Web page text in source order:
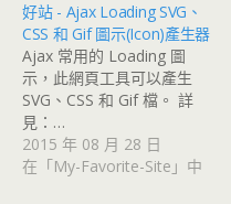
好站 - Ajax Loading SVG、
CSS 和 Gif 圖示(Icon)產生器
Ajax 常用的 Loading 圖
示，此網頁工具可以產生
SVG、CSS 和 Gif 檔。 詳
見：…
2015 年 08 月 28 日
在「My-Favorite-Site」中